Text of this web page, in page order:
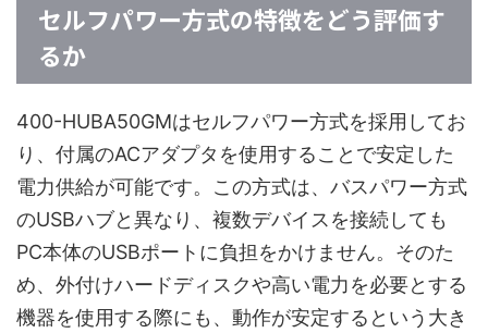
セルフパワー方式の特徴をどう評価す
るか
400-HUBA50GMはセルフパワー方式を採用してお
り、付属のACアダプタを使用することで安定した
電力供給が可能です。この方式は、バスパワー方式
のUSBハブと異なり、複数デバイスを接続しても
PC本体のUSBポートに負担をかけません。そのた
め、外付けハードディスクや高い電力を必要とする
機器を使用する際にも、動作が安定するという大き